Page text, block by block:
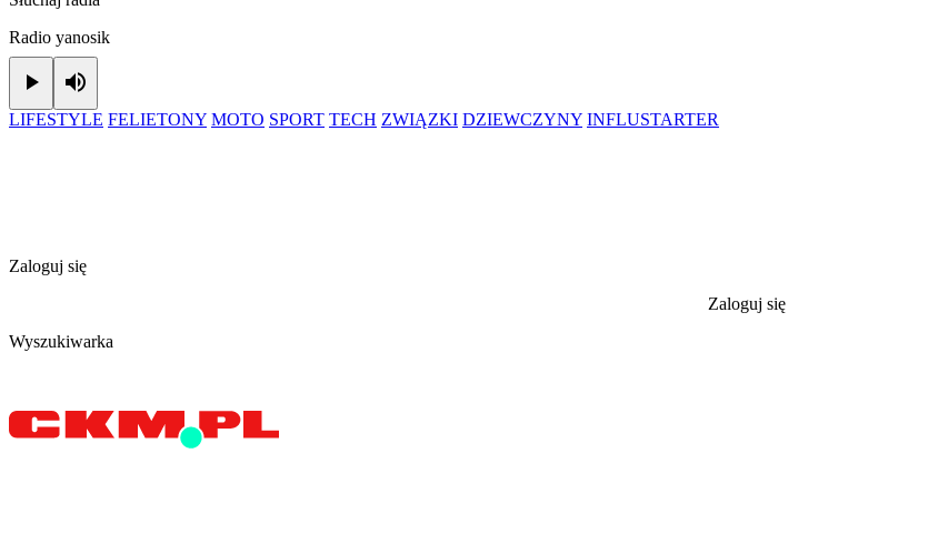
Radio yanosik
Play
LIFESTYLE FELIETONY MOTO SPORT TECH ZWIĄZKI DZIEWCZYNY INFLUSTARTER
Zaloguj się
Zaloguj się
Wyszukiwarka